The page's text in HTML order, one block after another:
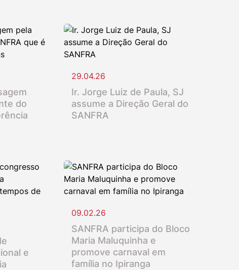
do
29.04.26
Ir. Jorge Luiz de Paula, SJ
assume a Direção Geral do
SANFRA
e
09.02.26
SANFRA participa do Bloco
Maria Maluquinha e
promove carnaval em
família no Ipiranga